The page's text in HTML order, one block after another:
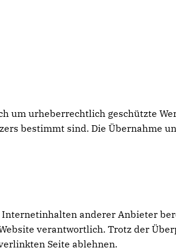
um urheberrechtlich geschützte
bestimmt sind. Die Übernahme
anderer Anbieter
verantwortlich. Trotz der
Seite ablehnen.